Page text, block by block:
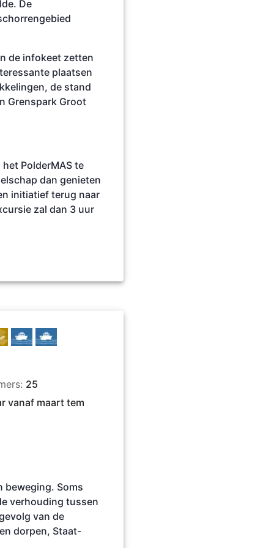
De
de infokeet zetten
plaatsen
de stand
Grenspark Groot
PolderMAS te
dan genieten
initiatief terug naar
zal dan 3 uur
25
vanaf maart tem
beweging. Soms
verhouding tussen
van de
dorpen, Staat-